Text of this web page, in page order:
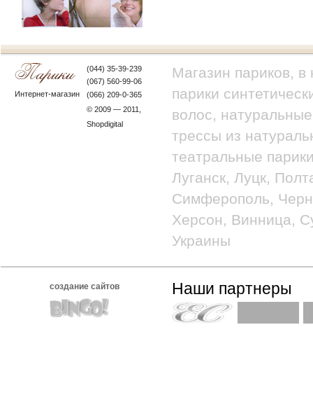
Интернет-магазин
(044) 35-39-239
(067) 560-99-06
(066) 209-0-365
© 2009 — 2011,
Shopdigital
Магазин париков,
парики
волос,
трессы из
театральные
Луганск, Луцк,
Симферополь,
Херсон, Винница,
Украины
создание сайтов Наши партнеры